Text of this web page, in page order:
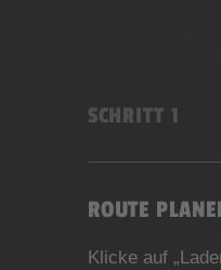
SCHRITT 1
ROUTE
Klicke auf